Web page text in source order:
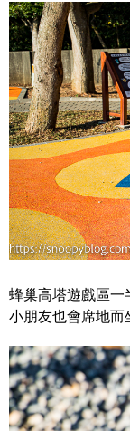
蜂巢高塔遊戲區一
小朋友也會席地而